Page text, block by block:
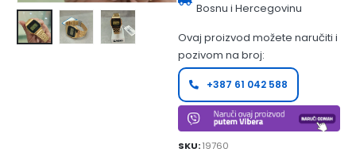
Bosnu i Hercegovinu
Ovaj proizvod možete naručiti i
pozivom na broj:
+387 61 042 588
SKU:19760